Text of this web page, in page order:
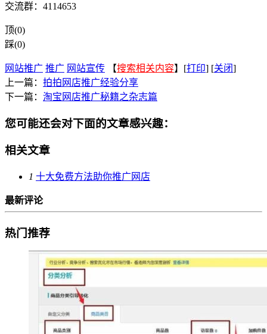
交流群：4114653
顶(0)
踩(0)
网站推广 推广 网站宣传 【搜索相关内容】[打印] [关闭]
上一篇： 拍拍网店推广经验分享
下一篇： 淘宝网店推广秘籍之杂志篇
您可能还会对下面的文章感兴趣：
相关文章
1 十大免费方法助你推广网店
最新评论
热门推荐